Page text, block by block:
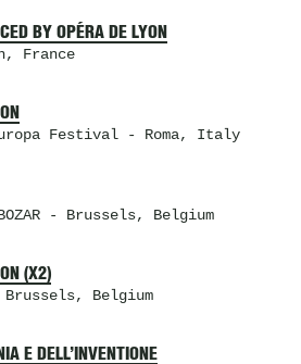
BY OPÉRA DE LYON
France
Festival- Roma, Italy
- Brussels, Belgium
(X2)
Belgium
E DELL’INVENTIONE